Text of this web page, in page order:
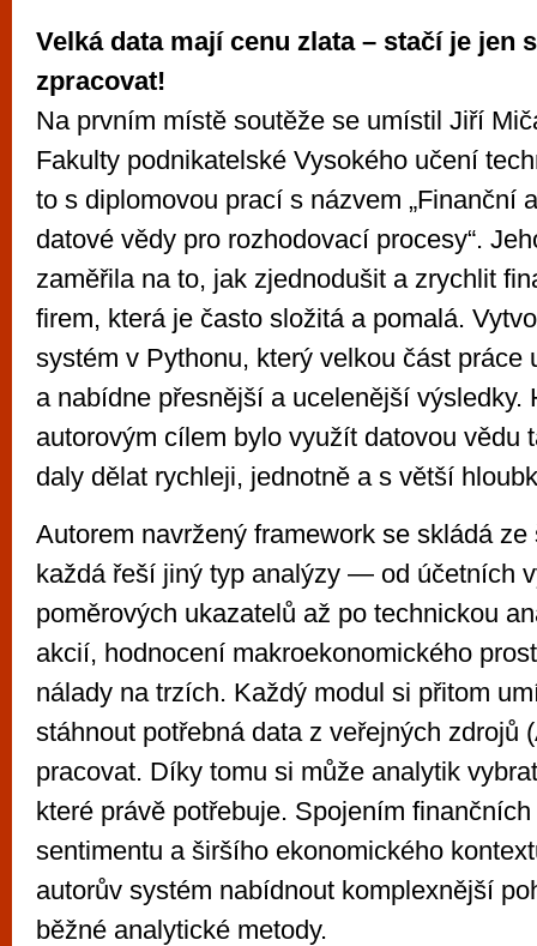
Velká data mají cenu zlata – stačí je jen
zpracovat!
Na prvním místě soutěže se umístil Jiří
Fakulty podnikatelské Vysokého učení
to s diplomovou prací s názvem „Finanční
datové vědy pro rozhodovací procesy“.
zaměřila na to, jak zjednodušit a zrychlit
firem, která je často složitá a pomalá.
systém v Pythonu, který velkou část práce
a nabídne přesnější a ucelenější výsledky.
autorovým cílem bylo využít datovou vědu
daly dělat rychleji, jednotně a s větší
Autorem navržený framework se skládá
každá řeší jiný typ analýzy — od účetních
poměrových ukazatelů až po technickou
akcií, hodnocení makroekonomického
nálady na trzích. Každý modul si přitom
stáhnout potřebná data z veřejných zdrojů
pracovat. Díky tomu si může analytik
které právě potřebuje. Spojením
sentimentu a širšího ekonomického
autorův systém nabídnout komplexnější
běžné analytické metody.